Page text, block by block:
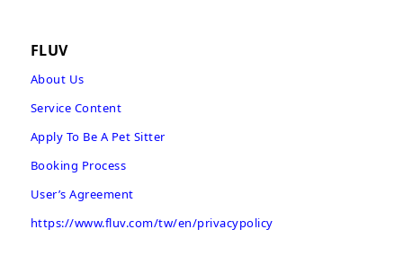
FLUV
About Us
Service Content
Apply To Be A Pet Sitter
Booking Process
User’s Agreement
https://www.fluv.com/tw/en/privacypolicy